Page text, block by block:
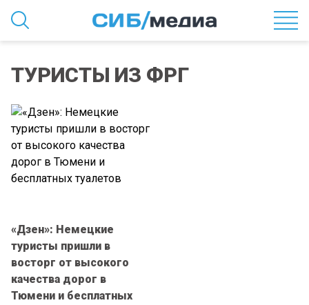
ТУРИСТЫ ИЗ ФРГ
«Дзен»: Немецкие
туристы пришли в
восторг от высокого
качества дорог в
Тюмени и бесплатных